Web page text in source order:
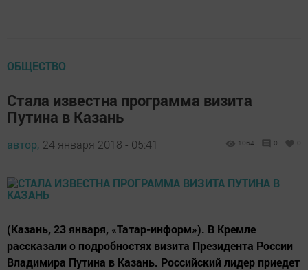
ОБЩЕСТВО
Стала известна программа визита
Путина в Казань
автор, 24 января 2018 - 05:41 1064 0 0
(Казань, 23 января, «Татар-информ»). В Кремле
рассказали о подробностях визита Президента России
Владимира Путина в Казань. Российский лидер приедет